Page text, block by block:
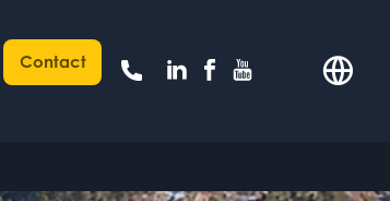
Contact